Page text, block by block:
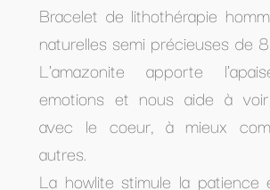
Bracelet de lithothérapie
naturelles semi précieuses de
L'amazonite apporte
emotions et nous aide à
avec le coeur, à mieux
autres.
La howlite stimule la patience